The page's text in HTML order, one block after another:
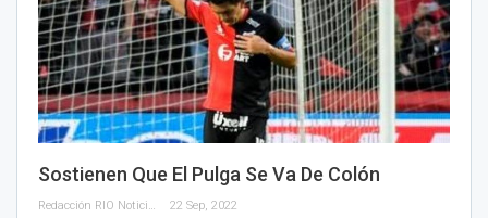
Sostienen Que El Pulga Se Va De Colón
Redacción RIO Noticias 22 Sep, 2022